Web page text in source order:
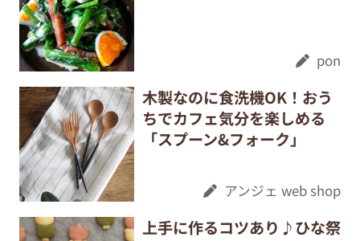
pon
木製なのに食洗機OK！おう
ちでカフェ気分を楽しめる
「スプーン&フォーク」
アンジェ web shop
上手に作るコツあり♪ひな祭